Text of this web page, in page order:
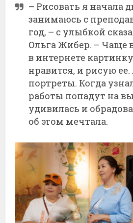
– Рисовать я начала
занимаюсь с
год, – с улыбкой
Ольга Жибер. – Чаще
в интернете
нравится, и рисую
портреты. Когда
работы попадут на
удивилась и
об этом мечтала.